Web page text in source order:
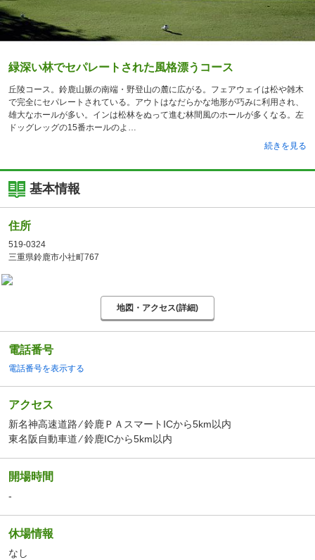
緑深い林でセパレートされた風格漂うコース
丘陵コース。鈴鹿山脈の南端・野登山の麓に広がる。フェアウェイは松や雑木
で完全にセパレートされている。アウトはなだらかな地形が巧みに利用され、
雄大なホールが多い。インは松林をぬって進む林間風のホールが多くなる。左
ドッグレッグの15番ホールのよ
続きを見る
基本情報
住所
519-0324
三重県鈴鹿市小社町767
地図・アクセス(詳細)
電話番号
電話番号を表示する
アクセス
新名神高速道路 ⁄ 鈴鹿ＰＡスマートICから5km以内
東名阪自動車道 ⁄ 鈴鹿ICから5km以内
開場時間
-
休場情報
なし